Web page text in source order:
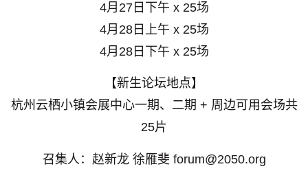
4月27日下午 x 25场
4月28日上午 x 25场
4月28日下午 x 25场
【新生论坛地点】
杭州云栖小镇会展中心一期、二期 + 周边可用会场共
25片
召集人：赵新龙 徐雁斐 forum@2050.org